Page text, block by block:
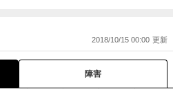
2018/10/15 00:00
障害